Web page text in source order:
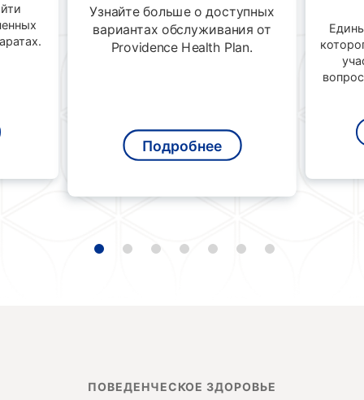
Узнайте больше о доступных
вариантах обслуживания от
Providence Health Plan.
Подробнее
ПОВЕДЕНЧЕСКОЕ ЗДОРОВЬЕ